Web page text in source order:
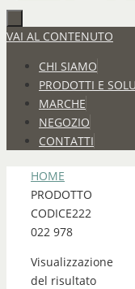
VAI AL CONTENUTO
CHI SIAMO
PRODOTTI E
MARCHE
NEGOZIO
CONTATTI
HOME
PRODOTTO
CODICE222
022 978
Visualizzazione
del risultato